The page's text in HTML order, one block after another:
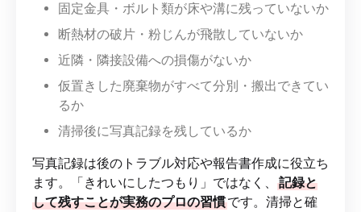
固定金具・ボルト類が床や溝に残っていないか
断熱材の破片・粉じんが飛散していないか
近隣・隣接設備への損傷がないか
仮置きした廃棄物がすべて分別・搬出できてい
るか
清掃後に写真記録を残しているか
写真記録は後のトラブル対応や報告書作成に役立ち
ます。「きれいにしたつもり」ではなく、
記録と
して残すことが実務のプロの習慣です。清掃と確